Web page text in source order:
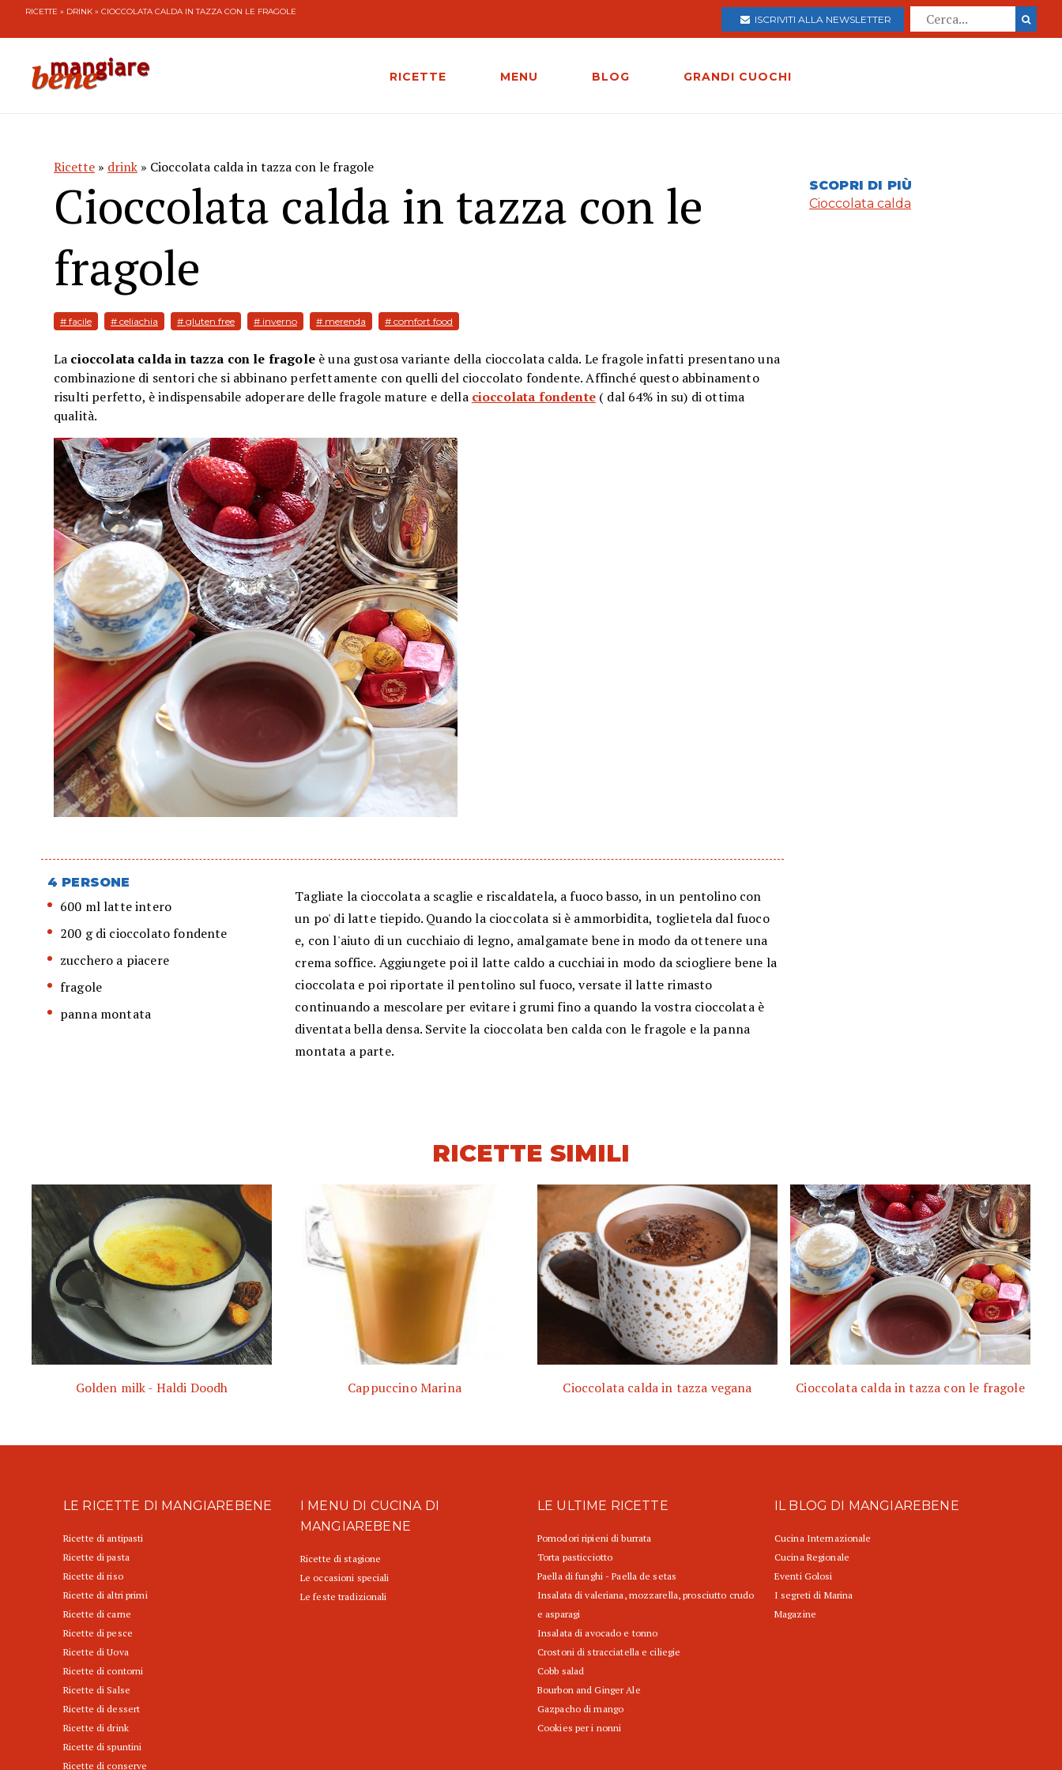
RICETTE » DRINK » CIOCCOLATA CALDA IN TAZZA CON LE FRAGOLE
ISCRIVITI ALLA NEWSLETTER
RICETTE MENU BLOG GRANDI CUOCHI
Ricette » drink » Cioccolata calda in tazza con le fragole
Cioccolata calda in tazza con le
fragole
# facile # celiachia # gluten free # inverno # merenda # comfort food
La cioccolata calda in tazza con le fragoleè una gustosa variante della cioccolata calda. Le fragole infatti presentano una
combinazione di sentori che si abbinano perfettamente con quelli del cioccolato fondente. Affinché questo abbinamento
risulti perfetto, è indispensabile adoperare delle fragole mature e della cioccolata fondente( dal 64% in su) di ottima
qualità.
4 PERSONE
600 ml latte intero
200 g di cioccolato fondente
zucchero a piacere
fragole
panna montata
Tagliate la cioccolata a scaglie e riscaldatela, a fuoco basso, in un pentolino con
un po' di latte tiepido. Quando la cioccolata si è ammorbidita, toglietela dal fuoco
e, con l'aiuto di un cucchiaio di legno, amalgamate bene in modo da ottenere una
crema soffice. Aggiungete poi il latte caldo a cucchiai in modo da sciogliere bene la
cioccolata e poi riportate il pentolino sul fuoco, versate il latte rimasto
continuando a mescolare per evitare i grumi fino a quando la vostra cioccolata è
diventata bella densa. Servite la cioccolata ben calda con le fragole e la panna
montata a parte.
SCOPRI DI PIÙ
Cioccolata calda
RICETTE SIMILI
Golden milk - Haldi Doodh Cappuccino Marina Cioccolata calda in tazza vegana Cioccolata calda in tazza con le fragole
LE RICETTE DI MANGIAREBENE
Ricette di antipasti
Ricette di pasta
Ricette di riso
Ricette di altri primi
Ricette di carne
Ricette di pesce
Ricette di Uova
Ricette di contorni
Ricette di Salse
Ricette di dessert
Ricette di drink
Ricette di spuntini
Ricette di conserve
I MENU DI CUCINA DI
MANGIAREBENE
Ricette di stagione
Le occasioni speciali
Le feste tradizionali
LE ULTIME RICETTE
Pomodori ripieni di burrata
Torta pasticciotto
Paella di funghi - Paella de setas
Insalata di valeriana, mozzarella, prosciutto crudo
e asparagi
Insalata di avocado e tonno
Crostoni di stracciatella e ciliegie
Cobb salad
Bourbon and Ginger Ale
Gazpacho di mango
Cookies per i nonni
IL BLOG DI MANGIAREBENE
Cucina Internazionale
Cucina Regionale
Eventi Golosi
I segreti di Marina
Magazine